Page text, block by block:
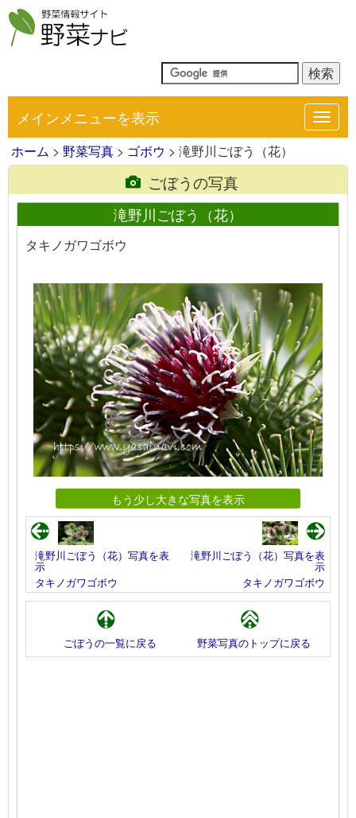
メインメニューを表示
ホーム > 野菜写真 > ゴボウ > 滝野川ごぼう（花）
ごぼうの写真
滝野川ごぼう（花）
タキノガワゴボウ
もう少し大きな写真を表示
滝野川ごぼう（花）写真を表
示
タキノガワゴボウ
滝野川ごぼう（花）写真を表
示
タキノガワゴボウ
ごぼうの一覧に戻る 野菜写真のトップに戻る